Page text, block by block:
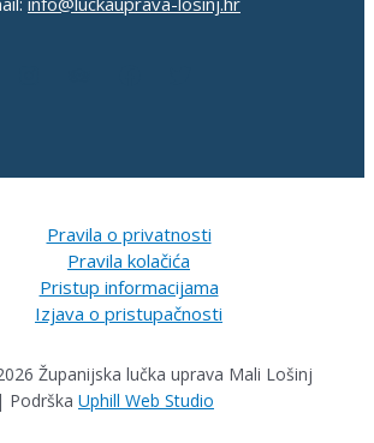
Pravila o privatnosti
Pravila kolačića
Pristup informacijama
Izjava o pristupačnosti
Županijska lučka uprava Mali Lošinj
| Podrška Uphill Web Studio